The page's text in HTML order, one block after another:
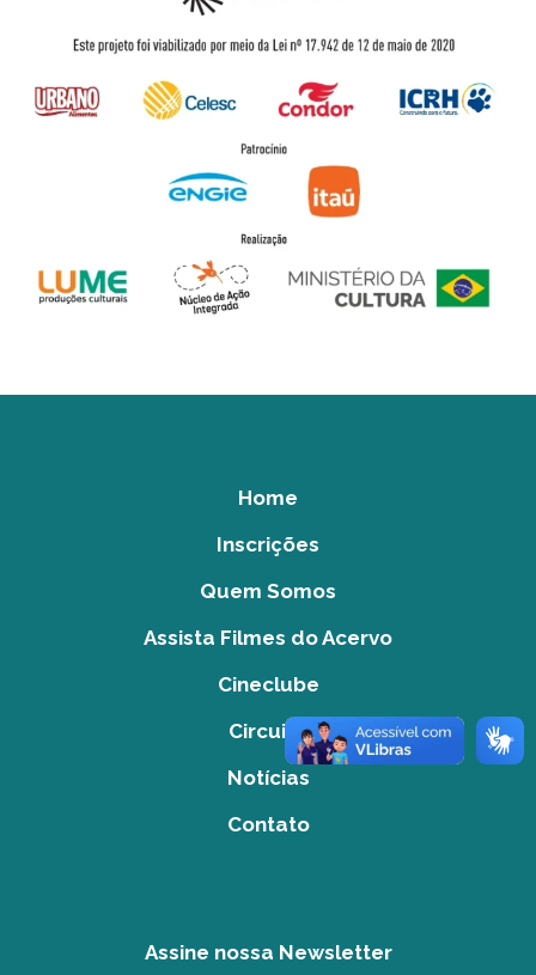
Home
Inscrições
Quem Somos
Assista Filmes do Acervo
Cineclube
Circuito
Notícias
Contato
Assine nossa Newsletter